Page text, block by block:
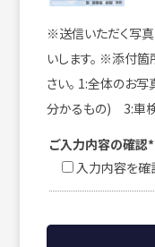
※送信いただく写
いします。 ※添付箇
さい。 1:全体のお
分かるもの) 3:車
ご入力内容の確認*
入力内容を確